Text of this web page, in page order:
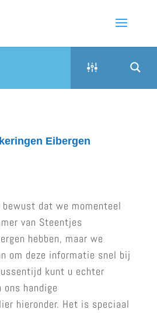
Eibergen
dat we momenteel
van Steentjes
hebben, maar we
om deze informatie snel bij
kunt u echter
ons handige
hieronder. Het is speciaal